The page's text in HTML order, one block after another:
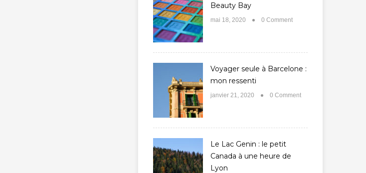
Beauty Bay
mai 18, 2020 0 Comment
Voyager seule à Barcelone :
mon ressenti
janvier 21, 2020 0 Comment
Le Lac Genin : le petit
Canada à une heure de
Lyon